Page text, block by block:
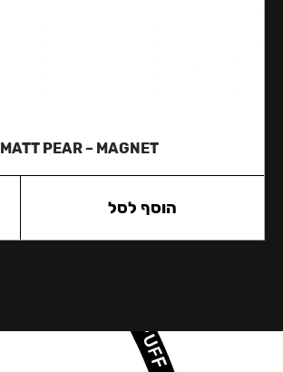
MATT PEAR – MAGNET
הוסף לסל